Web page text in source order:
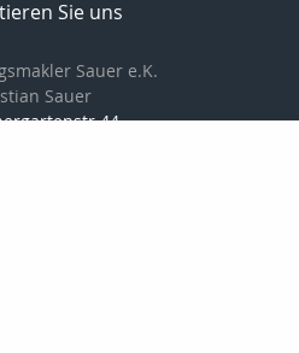
Sie uns
Sauer e.K.
Sauer